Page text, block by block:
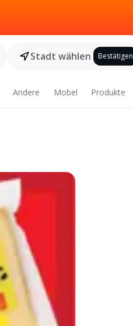
Stadt wählen Bestätigen
Andere Mobel Produkte